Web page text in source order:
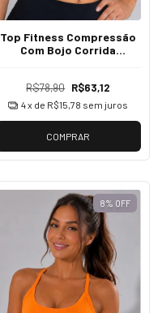
Top Fitness Compressão
Com Bojo Corrida
R$78,90 R$63,12
4x de R$15,78 sem juros
COMPRAR
8% OFF